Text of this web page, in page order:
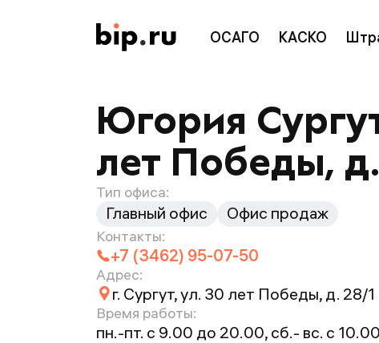
ОСАГО КАСКО
Югория
лет Победы,
Тип офиса:
Главный офис Офис продаж
Контакты:
+7 (3462) 95-07-50
Адрес:
г. Сургут, ул. 30 лет Победы, д. 28/1
Время работы:
пн.-пт. с 9.00 до 20.00, сб.- вс. с